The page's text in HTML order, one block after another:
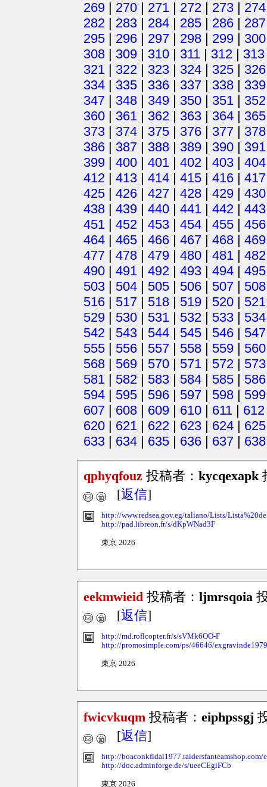
269 | 270 | 271 | 272 | 273 | 274
282 | 283 | 284 | 285 | 286 | 287
295 | 296 | 297 | 298 | 299 | 300
308 | 309 | 310 | 311 | 312 | 313
321 | 322 | 323 | 324 | 325 | 326
334 | 335 | 336 | 337 | 338 | 339
347 | 348 | 349 | 350 | 351 | 352
360 | 361 | 362 | 363 | 364 | 365
373 | 374 | 375 | 376 | 377 | 378
386 | 387 | 388 | 389 | 390 | 391
399 | 400 | 401 | 402 | 403 | 404
412 | 413 | 414 | 415 | 416 | 417
425 | 426 | 427 | 428 | 429 | 430
438 | 439 | 440 | 441 | 442 | 443
451 | 452 | 453 | 454 | 455 | 456
464 | 465 | 466 | 467 | 468 | 469
477 | 478 | 479 | 480 | 481 | 482
490 | 491 | 492 | 493 | 494 | 495
503 | 504 | 505 | 506 | 507 | 508
516 | 517 | 518 | 519 | 520 | 521
529 | 530 | 531 | 532 | 533 | 534
542 | 543 | 544 | 545 | 546 | 547
555 | 556 | 557 | 558 | 559 | 560
568 | 569 | 570 | 571 | 572 | 573
581 | 582 | 583 | 584 | 585 | 586
594 | 595 | 596 | 597 | 598 | 599
607 | 608 | 609 | 610 | 611 | 612
620 | 621 | 622 | 623 | 624 | 625
633 | 634 | 635 | 636 | 637 | 638
qphyqfouz 投稿者： kycqexapk
[返信]
http://www.redsea.gov.eg/taliano/Lists/
http://pad.libreon.fr/s/dKpWNad3F
東京 2026
eekmwieid 投稿者： ljmrsqoia
[返信]
http://md.roflcopter.fr/s/sVMk6OO-F
http://promosimple.com/ps/46646/exgravinde1979
東京 2026
fwicvkuqm 投稿者： eiphpssgj
[返信]
http://boaconkfidal1977.raidersfanteamshop.com/
http://doc.adminforge.de/s/ueeCEgiFCb
東京 2026